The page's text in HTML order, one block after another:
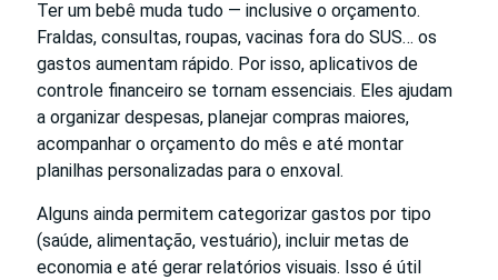
Ter um bebê muda tudo — inclusive o orçamento.
Fraldas, consultas, roupas, vacinas fora do SUS… os
gastos aumentam rápido. Por isso, aplicativos de
controle financeiro se tornam essenciais. Eles ajudam
a organizar despesas, planejar compras maiores,
acompanhar o orçamento do mês e até montar
planilhas personalizadas para o enxoval.
Alguns ainda permitem categorizar gastos por tipo
(saúde, alimentação, vestuário), incluir metas de
economia e até gerar relatórios visuais. Isso é útil